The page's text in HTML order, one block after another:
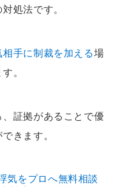
処法です。
相手に制裁を加える場
。
証拠があることで優
きます。
気をプロへ無料相談